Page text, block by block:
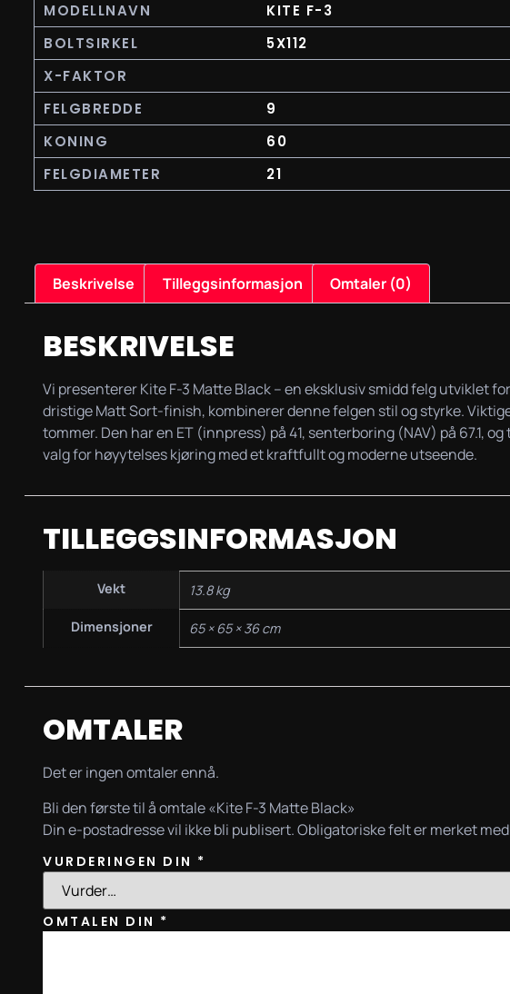
MODELLNAVN
KITE F-3
BOLTSIRKEL
5X112
X-FAKTOR
FELGBREDDE
9
KONING
60
FELGDIAMETER
21
Beskrivelse Tilleggsinformasjon Omtaler (0)
BESKRIVELSE
Vi presenterer Kite F-3 Matte Black – en eksklusiv smidd felg utviklet
dristige Matt Sort-finish, kombinerer denne felgen stil og styrke.
tommer. Den har en ET (innpress) på 41, senterboring (NAV) på 67.1,
valg for høyytelses kjøring med et kraftfullt og moderne utseende.
TILLEGGSINFORMASJON
Vekt 13.8 kg
Dimensjoner 65 × 65 × 36 cm
OMTALER
Det er ingen omtaler ennå.
Bli den første til å omtale «Kite F-3 Matte Black»
Din e-postadresse vil ikke bli publisert.Obligatoriske felt er merket med
VURDERINGEN DIN *
OMTALEN DIN *